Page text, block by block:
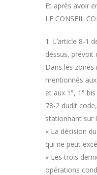
Et après avoir
LE CONSEIL
1. L’article 8-1
dessus, prévoit
Dans les
mentionnés
et aux 1°, 1°
78-2 dudit
stationnant sur
« La décision
qui ne peut
« Les trois
opérations